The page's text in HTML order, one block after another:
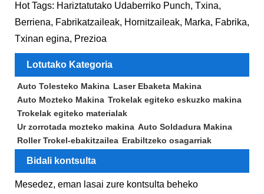
Hot Tags: Hariztatutako Udaberriko Punch, Txina,
Berriena, Fabrikatzaileak, Hornitzaileak, Marka, Fabrika,
Txinan egina, Prezioa
Lotutako Kategoria
Auto Tolesteko Makina Laser Ebaketa Makina
Auto Mozteko Makina Trokelak egiteko eskuzko makina
Trokelak egiteko materialak
Ur zorrotada mozteko makina Auto Soldadura Makina
Roller Trokel-ebakitzailea Erabiltzeko osagarriak
Bidali kontsulta
Mesedez, eman lasai zure kontsulta beheko